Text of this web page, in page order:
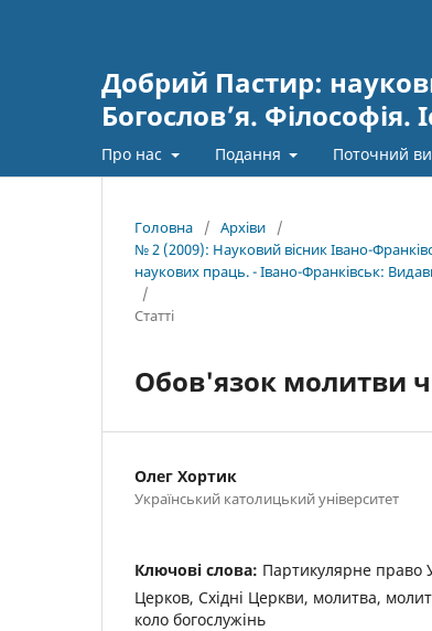
Добрий Пастир:
Богослов’я. Філософія.
Про нас Подання Поточний
Головна / Архіви
/
№ 2 (2009): Науковий вісник Івано-
наукових праць. - Івано-Франківськ:
/
Статті
Обов'язок молитви
Олег Хортик
Український католицький університет
Ключові слова: Партикулярне право
Церков, Східні Церкви, молитва,
коло богослужінь